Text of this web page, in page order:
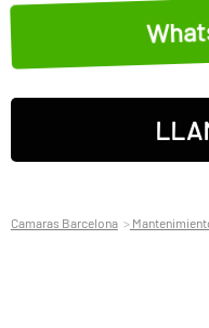
Camaras Barcelona